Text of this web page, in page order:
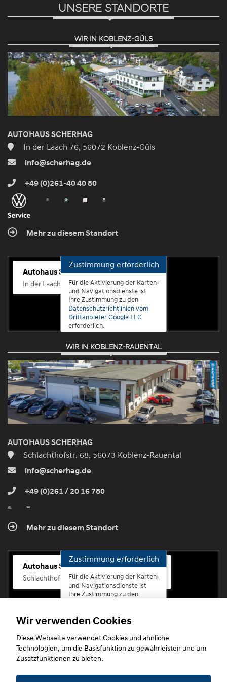
UNSERE STANDORTE
WIR IN KOBLENZ-GÜLS
AUTOHAUS SCHERHAG
In der Laach 76, 56072 Koblenz-Güls
info@scherhag.de
+49 (0)261-40 40 80
Mehr zu diesem Standort
Autohaus Scherhag
In der Laach 76, 56072 Koblenz-Güls
Zustimmung erforderlich
Für die Aktivierung der Karten-
und Navigationsdienste ist
Ihre Zustimmung zu den
Datenschutzrichtlinien vom
Drittanbieter Google LLC
erforderlich.
Zustimmen
und
aktivieren
WIR IN KOBLENZ-RAUENTAL
AUTOHAUS SCHERHAG
Schlachthofstr. 68, 56073 Koblenz-Rauental
info@scherhag.de
+49 (0)261 / 20 16 780
Mehr zu diesem Standort
Autohaus Scherhag
Schlachthofstr. 68, 56073 Koblenz-Rauental
Zustimmung erforderlich
Für die Aktivierung der Karten-
und Navigationsdienste ist
Ihre Zustimmung zu den
erforderlich.
Zustimmen
Wir verwenden Cookies
Diese Webseite verwendet Cookies und ähnliche
Technologien, um die Basisfunktion zu gewährleisten und um
Zusatzfunktionen zu bieten.